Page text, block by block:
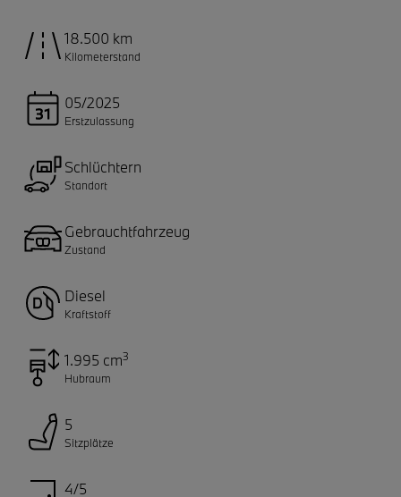
18.500 km
Kilometerstand
05/2025
Erstzulassung
Schlüchtern
Standort
Gebrauchtfahrzeug
Zustand
Diesel
Kraftstoff
1.995 cm3
Hubraum
5
Sitzplätze
4/5